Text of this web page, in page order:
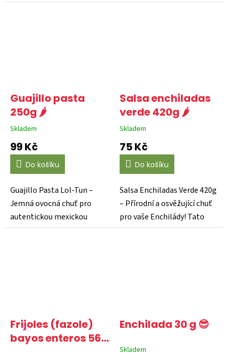
Refritos od La Costeña... (6") balené po 10 kusech...
Guajillo pasta
250g 🌶️
Průměrné
hodnocení
produktu
5,0
5
hvězdiček.
Skladem
99 Kč
Do košíku
Guajillo Pasta Lol-Tun –
Jemná ovocná chuť pro
autentickou mexickou
kuchyni! Pokud hledáte...
Salsa enchiladas
verde 420g 🌶️
Průměrné
hodnocení
produktu
5,0
5
hvězdiček.
Skladem
75 Kč
Do košíku
Salsa Enchiladas Verde 420g
– Přírodní a osvěžující chuť
pro vaše Enchilády! Tato
omáčka na bázi...
Frijoles (fazole)
bayos enteros 560
Enchilada 30 g 😎
Skladem